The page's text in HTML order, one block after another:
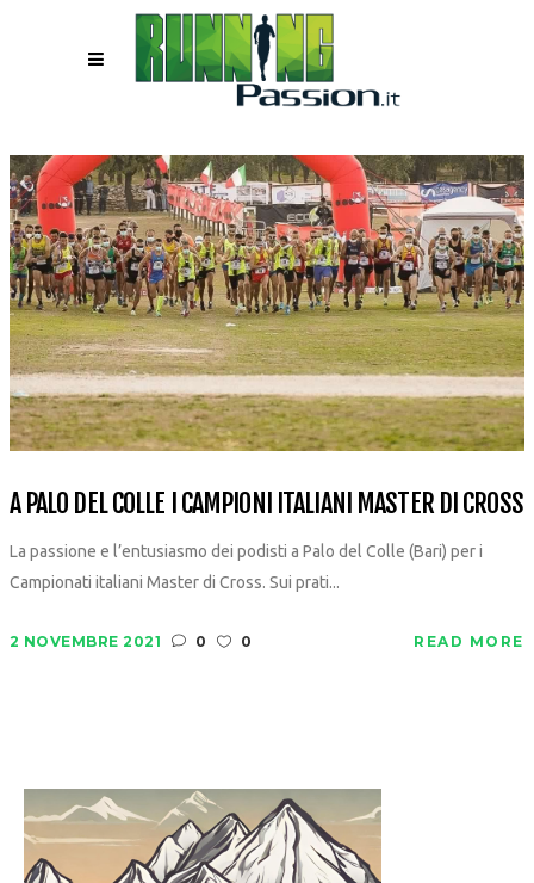
A PALO DEL COLLE I CAMPIONI ITALIANI MASTER DI CROSS
La passione e l’entusiasmo dei podisti a Palo del Colle (Bari) per i
Campionati italiani Master di Cross. Sui prati...
2 NOVEMBRE 2021 0 0 READ MORE